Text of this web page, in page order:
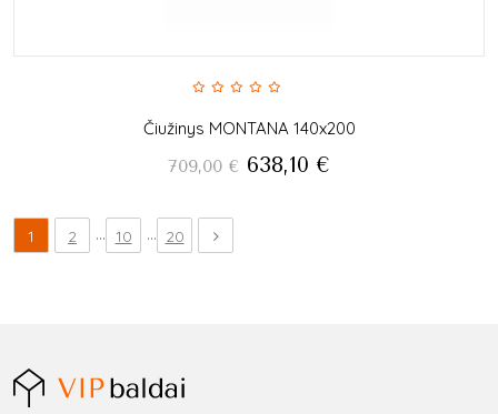
Čiužinys MONTANA 140x200
709,00 € 638,10 €
1 2 ... 10 ... 20